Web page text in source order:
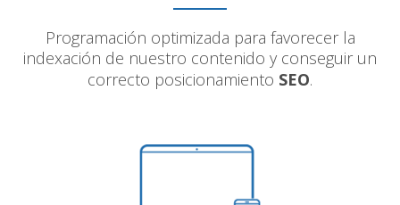
Programación optimizada para favorecer la
indexación de nuestro contenido y conseguir un
correcto posicionamiento SEO.